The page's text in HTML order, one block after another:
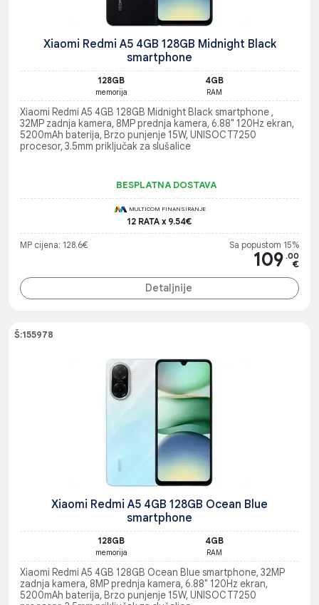
Xiaomi Redmi A5 4GB 128GB Midnight Black
smartphone
128GB
memorija
4GB
RAM
Xiaomi Redmi A5 4GB 128GB Midnight Black smartphone ,
32MP zadnja kamera, 8MP prednja kamera, 6.88" 120Hz ekran,
5200mAh baterija, Brzo punjenje 15W, UNISOC T7250
procesor, 3.5mm priključak za slušalice
BESPLATNA DOSTAVA
MULTICOM FINANSIRANJE
12 RATA x 9.54€
MP cijena: 128.6€ Sa popustom 15%
109 .00
€
Detaljnije
Š:155978
Xiaomi Redmi A5 4GB 128GB Ocean Blue
smartphone
128GB
memorija
4GB
RAM
Xiaomi Redmi A5 4GB 128GB Ocean Blue smartphone, 32MP
zadnja kamera, 8MP prednja kamera, 6.88" 120Hz ekran,
5200mAh baterija, Brzo punjenje 15W, UNISOC T7250